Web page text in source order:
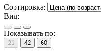
Сортировка:
Вид:
Показывать по:
21 42 60